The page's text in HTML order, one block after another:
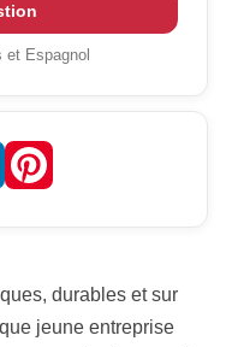
durables et sur
jeune entreprise
et Espagnol